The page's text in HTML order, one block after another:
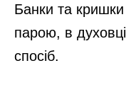
Банки та кришки
парою, в
спосіб.